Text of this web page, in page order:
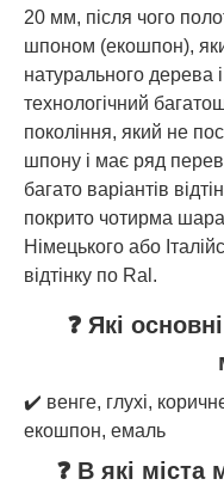
20 мм, після чого
шпоном (екошпон),
натурального дерева
технологічний
покоління, який не
шпону і має ряд
багато варіантів
покрито чотирма
Німецького або
відтінку по Ral.
❓ Які
✔️ венге, глухі,
екошпон, емаль
❓ В які